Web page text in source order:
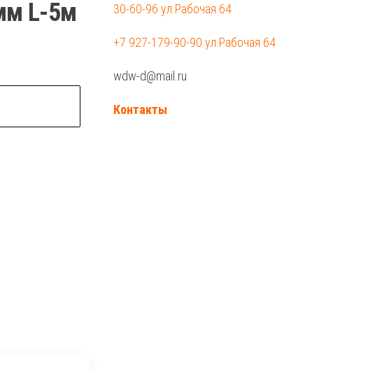
L-5м 30-60-96 ул.Рабочая 64
+7 927-179-90-90 ул.Рабочая 64
wdw-d@mail.ru
Контакты